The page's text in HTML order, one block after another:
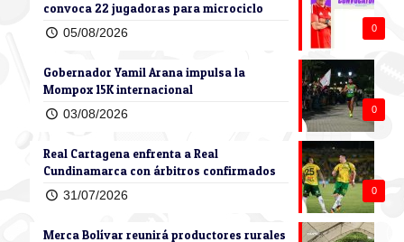
0
convoca 22 jugadoras para microciclo
05/08/2026
0
Gobernador Yamil Arana impulsa la
Mompox 15K internacional
03/08/2026
0
Real Cartagena enfrenta a Real
Cundinamarca con árbitros confirmados
31/07/2026
Merca Bolívar reunirá productores rurales